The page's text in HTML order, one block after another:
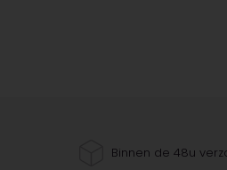
Binnen de 48u